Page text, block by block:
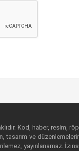
Kod, haber, resim,
tasarım ve
yayınlanamaz.